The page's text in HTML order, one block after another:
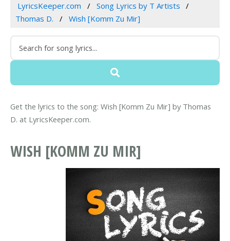
LyricsKeeper.com
Song Lyrics by T Artists
Thomas D.
Wish [Komm Zu Mir]
Get the lyrics to the song: Wish [Komm Zu Mir] by Thomas
D. at LyricsKeeper.com.
WISH [KOMM ZU MIR]